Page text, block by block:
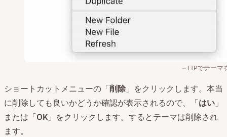
FTPでテーマ
ショートカットメニューの「削除 」をクリックします。本当
に削除しても良いかどうか確認が表示されるので、「はい 」
または「OK 」をクリックします。するとテーマは削除され
ます。